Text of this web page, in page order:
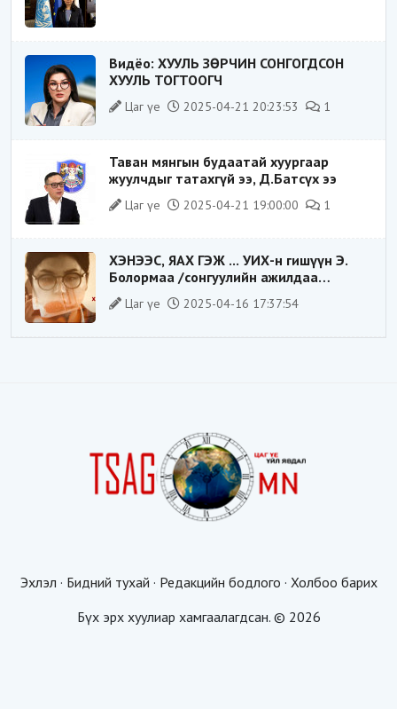
Видёо: ХУУЛЬ ЗӨРЧИН СОНГОГДСОН
ХУУЛЬ ТОГТООГЧ
Цаг үе 2025-04-21 20:23:53 1
Таван мянгын будаатай хуургаар
жуулчдыг татахгүй ээ, Д.Батсүх ээ
Цаг үе 2025-04-21 19:00:00 1
ХЭНЭЭС, ЯАХ ГЭЖ ... УИХ-н гишүүн Э.
Болормаа /сонгуулийн ажилдаа
гадаадын компаниас хандив авсан уу/
Цаг үе 2025-04-16 17:37:54
Эхлэл · Бидний тухай · Редакцийн бодлого · Холбоо барих
Бүх эрх хуулиар хамгаалагдсан. © 2026